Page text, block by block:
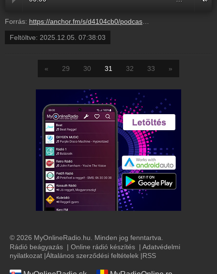
Forrás: https://anchor.fm/s/d4104cb0/podcast/play/112172993/https%3A%2F%2Fd3ctxlq1ktw2nl.cloudfront.net%2Fstaging%2F2025-11-5%2F413793148-44100-2-b99b75ff8d6b8.m4a
Feltöltve: 2025.12.05. 07:38:03
« 29 30 31 32 33 »
© 2026 MyOnlineRadio.hu. Minden jog fenntartva.
Rádió beágyazás | Online rádió készítés | Adatvédelmi
nyilatkozat |Általános szerződési feltételek |RSS